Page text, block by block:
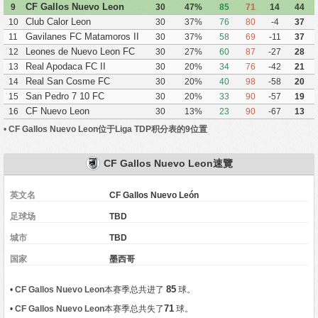
9 CF Gallos Nuevo Leon 30 47% 85 71 14
44
10
Club Calor Leon 30 37% 76 80 -4
37
11
Gavilanes FC Matamoros II 30 37% 58 69 -11
37
12
Leones de Nuevo Leon FC 30 27% 60 87 -27
28
13
Real Apodaca FC II 30 20% 34 76 -42
21
14
Real San Cosme FC 30 20% 40 98 -58
20
15
San Pedro 7 10 FC 30 20% 33 90 -57
19
16
CF Nuevo Leon 30 13% 23 90 -67
13
• CF Gallos Nuevo Leon位于Liga TDP积分表的9位置
CF Gallos Nuevo Leon速覽
英文名 CF Gallos Nuevo León
足球场 TBD
城市 TBD
国家 墨西哥
• CF Gallos Nuevo Leon本赛季总共进了 85球。
• CF Gallos Nuevo Leon本赛季总共失了71球。